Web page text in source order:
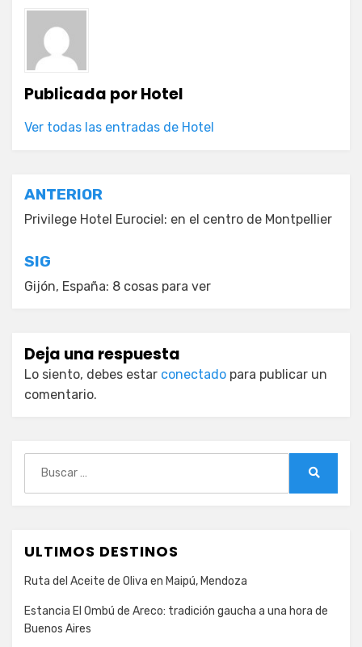
Publicada porHotel
Ver todas las entradas de Hotel
Navegación
de
entradas
ANTERIOR
Privilege Hotel Eurociel: en el centro de Montpellier
SIG
Gijón, España: 8 cosas para ver
Deja una respuesta
Lo siento, debes estar conectado para publicar un
comentario.
ULTIMOS DESTINOS
Ruta del Aceite de Oliva en Maipú, Mendoza
Estancia El Ombú de Areco: tradición gaucha a una hora de
Buenos Aires